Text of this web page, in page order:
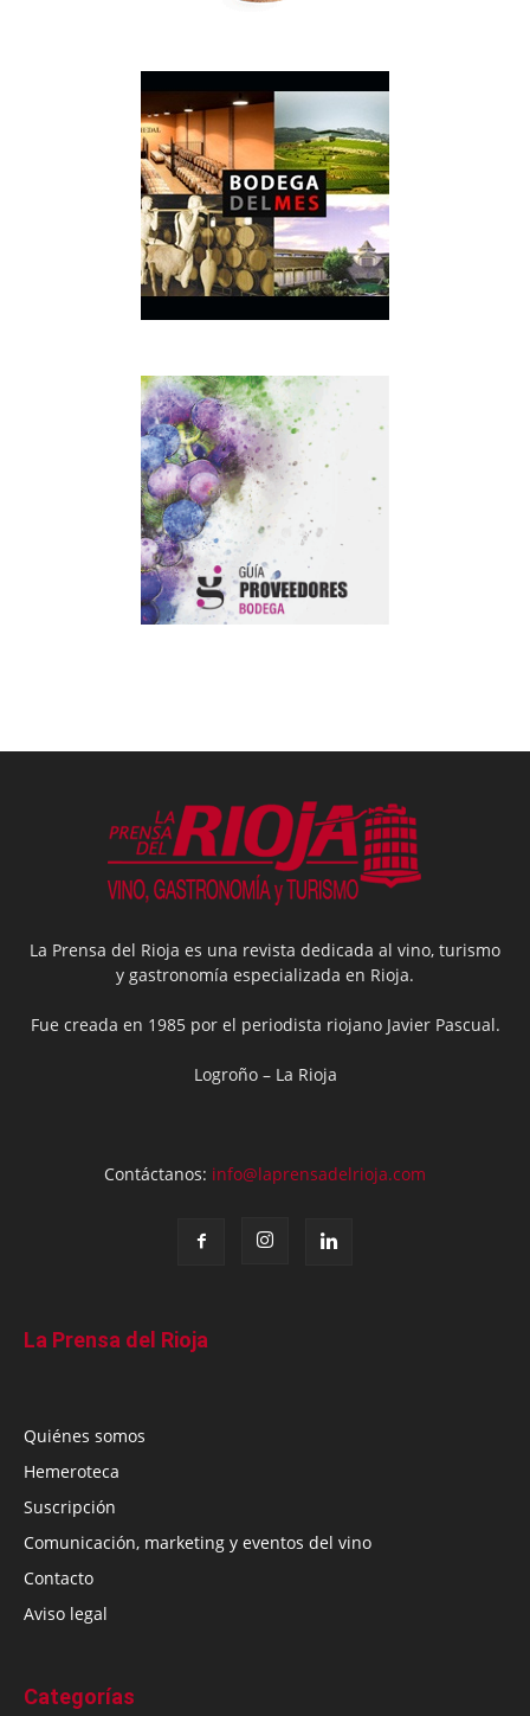
La Prensa del Rioja es una revista dedicada al vino, turismo
y gastronomía especializada en Rioja.
Fue creada en 1985 por el periodista riojano Javier Pascual.
Logroño – La Rioja
Contáctanos: info@laprensadelrioja.com
La Prensa del Rioja
Quiénes somos
Hemeroteca
Suscripción
Comunicación, marketing y eventos del vino
Contacto
Aviso legal
Categorías